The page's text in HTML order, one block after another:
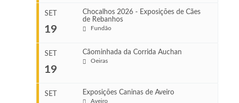
Ago 22, 2026
Ago 23, 2026
VENUE
Set 11, 2026
Set 12, 2026
SET
19
Chocalhos 2026 - Exposições de Cães
de Rebanhos
Fundão
SET
19
Cãominhada da Corrida Auchan
Oeiras
SET Exposições Caninas de Aveiro
Aveiro